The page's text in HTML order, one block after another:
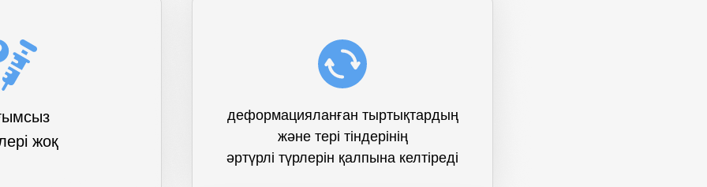
жоқ
деформацияланған тыртықтардың
және тері тіндерінің
әртүрлі түрлерін қалпына келтіреді